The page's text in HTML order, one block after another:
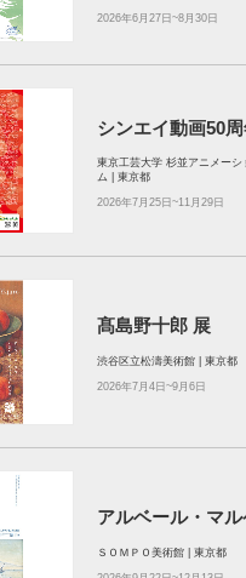
2026年6月27日~8月30日
シンエイ動画50
東京工芸大学 杉並アニメーシ
ム | 東京都
2026年7月25日~11月29日
髙島野十郎 展
渋谷区立松濤美術館 | 東京都
2026年7月4日~9月6日
アルベール・マ
ＳＯＭＰＯ美術館 | 東京都